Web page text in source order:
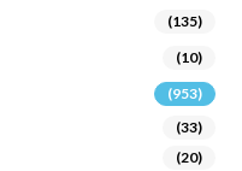
(135)
(10)
(953)
(33)
(20)